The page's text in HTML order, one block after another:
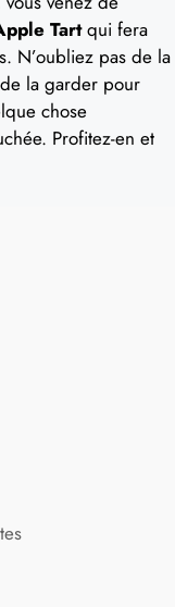
Tartqui fera
N’oubliez pas de la
la garder pour
chose
Profitez-en et